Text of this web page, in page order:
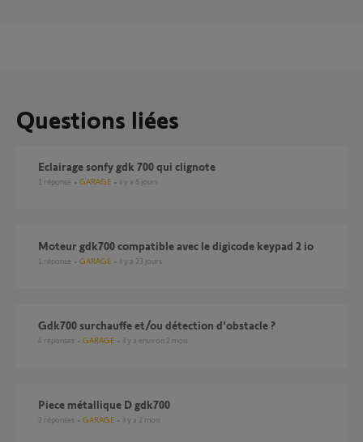
Questions liées
eclairage sonfy gdk 700 qui clignote
1 réponse GARAGE il y a 6 jours
Moteur gdk700 compatible avec le digicode keypad 2 io
1 réponse GARAGE il y a 23 jours
gdk700 surchauffe et/ou détection d'obstacle ?
4 réponses GARAGE il y a environ 2 mois
Piece métallique D gdk700
2 réponses GARAGE il y a 2 mois